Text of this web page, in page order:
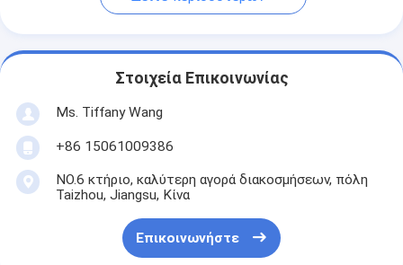
Στοιχεία Επικοινωνίας
Ms. Tiffany Wang
+86 15061009386
NO.6 κτήριο, καλύτερη αγορά διακοσμήσεων, πόλη
Taizhou, Jiangsu, Κίνα
Επικοινωνήστε